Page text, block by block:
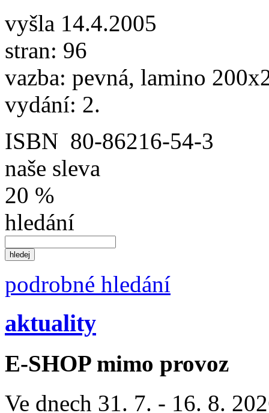
vyšla 14.4.2005
stran: 96
vazba: pevná, lamino
vydání: 2.
ISBN 80-86216-54-3
naše sleva
20 %
hledání
podrobné hledání
aktuality
E-SHOP mimo provoz
Ve dnech 31. 7. - 16. 8.